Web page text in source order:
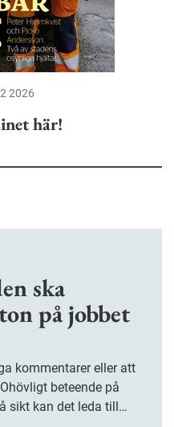
2026
här!
ska
på jobbet
kommentarer eller att
beteende på
sikt kan det leda till